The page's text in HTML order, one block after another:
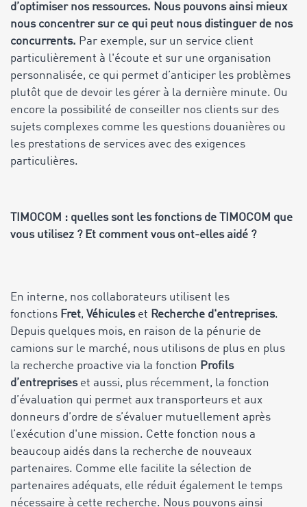
d’optimiser nos ressources. Nous pouvons ainsi mieux
nous concentrer sur ce qui peut nous distinguer de nos
concurrents. Par exemple, sur un service client
particulièrement à l'écoute et sur une organisation
personnalisée, ce qui permet d’anticiper les problèmes
plutôt que de devoir les gérer à la dernière minute. Ou
encore la possibilité de conseiller nos clients sur des
sujets complexes comme les questions douanières ou
les prestations de services avec des exigences
particulières.
TIMOCOM : quelles sont les fonctions de TIMOCOM que
vous utilisez ? Et comment vous ont-elles aidé ?
En interne, nos collaborateurs utilisent les
fonctions Fret, Véhiculeset Recherche d'entreprises.
Depuis quelques mois, en raison de la pénurie de
camions sur le marché, nous utilisons de plus en plus
la recherche proactive via la fonction Profils
d’entrepriseset aussi, plus récemment, la fonction
d’évaluation qui permet aux transporteurs et aux
donneurs d’ordre de s’évaluer mutuellement après
l’exécution d'une mission. Cette fonction nous a
beaucoup aidés dans la recherche de nouveaux
partenaires. Comme elle facilite la sélection de
partenaires adéquats, elle réduit également le temps
nécessaire à cette recherche. Nous pouvons ainsi